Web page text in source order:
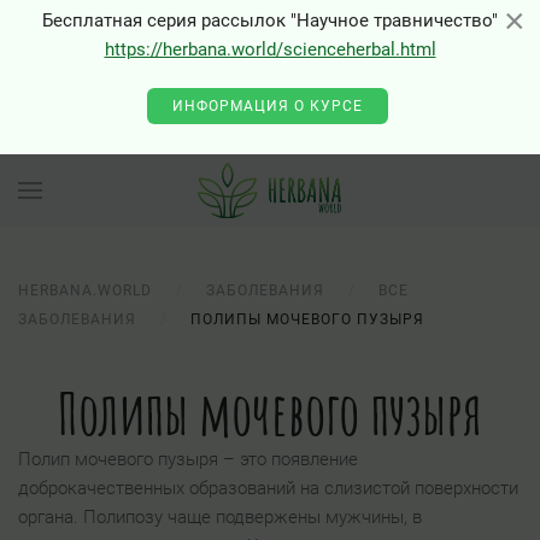
×
Бесплатная серия рассылок "Научное травничество"
https://herbana.world/scienceherbal.html
ИНФОРМАЦИЯ О КУРСЕ
HERBANA.WORLD ЗАБОЛЕВАНИЯ
ВСЕ
ЗАБОЛЕВАНИЯ
ПОЛИПЫ МОЧЕВОГО ПУЗЫРЯ
Полипы мочевого пузыря
Полип мочевого пузыря – это появление
доброкачественных образований на слизистой поверхности
органа. Полипозу чаще подвержены мужчины, в
×
0 - Class "Joomla\Input\Json" not found